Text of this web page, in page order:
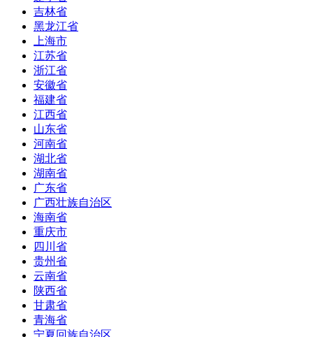
吉林省
黑龙江省
上海市
江苏省
浙江省
安徽省
福建省
江西省
山东省
河南省
湖北省
湖南省
广东省
广西壮族自治区
海南省
重庆市
四川省
贵州省
云南省
陕西省
甘肃省
青海省
宁夏回族自治区